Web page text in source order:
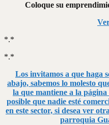
Coloque su
*.*
*.*
Los invitamos a que haga
abajo, sabemos lo molesto
la que mantiene a la
posible que nadie esté
en este sector, si desea ver
parroquia